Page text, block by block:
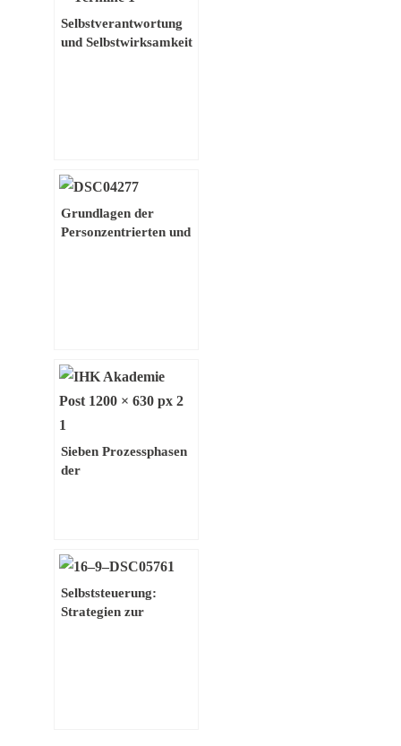
Selbstverantwortung
und Selbstwirksamkeit
Grundlagen der
Personzentrierten und
Sieben Prozessphasen
der
Selbststeuerung:
Strategien zur